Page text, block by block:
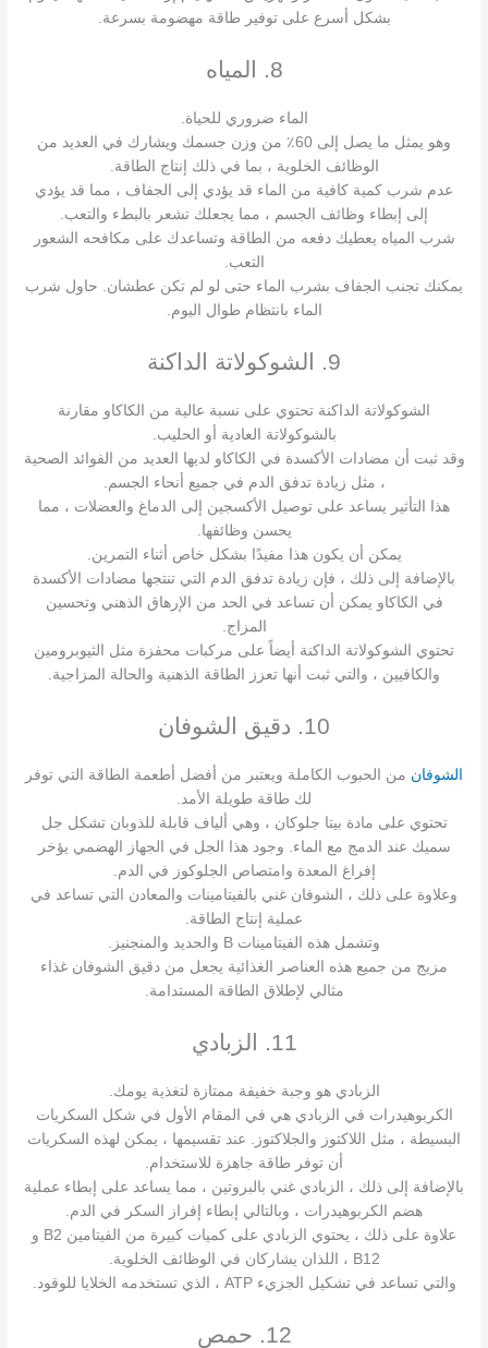
بشكل أسرع على توفير طاقة مهضومة بسرعة.
8. المياه
الماء ضروري للحياة.
وهو يمثل ما يصل إلى 60٪ من وزن جسمك ويشارك في العديد من
الوظائف الخلوية ، بما في ذلك إنتاج الطاقة.
عدم شرب كمية كافية من الماء قد يؤدي إلى الجفاف ، مما قد يؤدي
إلى إبطاء وظائف الجسم ، مما يجعلك تشعر بالبطء والتعب.
شرب المياه يعطيك دفعه من الطاقة وتساعدك على مكافحه الشعور
التعب.
يمكنك تجنب الجفاف بشرب الماء حتى لو لم تكن عطشان. حاول شرب
الماء بانتظام طوال اليوم.
9. الشوكولاتة الداكنة
الشوكولاتة الداكنة تحتوي على نسبة عالية من الكاكاو مقارنة
بالشوكولاتة العادية أو الحليب.
وقد ثبت أن مضادات الأكسدة في الكاكاو لديها العديد من الفوائد الصحية
، مثل زيادة تدفق الدم في جميع أنحاء الجسم.
هذا التأثير يساعد على توصيل الأكسجين إلى الدماغ والعضلات ، مما
يحسن وظائفها.
يمكن أن يكون هذا مفيدًا بشكل خاص أثناء التمرين.
بالإضافة إلى ذلك ، فإن زيادة تدفق الدم التي تنتجها مضادات الأكسدة
في الكاكاو يمكن أن تساعد في الحد من الإرهاق الذهني وتحسين
المزاج.
تحتوي الشوكولاتة الداكنة أيضاً على مركبات محفزة مثل الثيوبرومين
والكافيين ، والتي ثبت أنها تعزز الطاقة الذهنية والحالة المزاجية.
10. دقيق الشوفان
الشوفان من الحبوب الكاملة ويعتبر من أفضل أطعمة الطاقة التي توفر
لك طاقة طويلة الأمد.
تحتوي على مادة بيتا جلوكان ، وهي ألياف قابلة للذوبان تشكل جل
سميك عند الدمج مع الماء. وجود هذا الجل في الجهاز الهضمي يؤخر
إفراغ المعدة وامتصاص الجلوكوز في الدم.
وعلاوة على ذلك ، الشوفان غني بالفيتامينات والمعادن التي تساعد في
عملية إنتاج الطاقة.
وتشمل هذه الفيتامينات B والحديد والمنجنيز.
مزيج من جميع هذه العناصر الغذائية يجعل من دقيق الشوفان غذاء
مثالي لإطلاق الطاقة المستدامة.
11. الزبادي
الزبادي هو وجبة خفيفة ممتازة لتغذية يومك.
الكربوهيدرات في الزبادي هي في المقام الأول في شكل السكريات
البسيطة ، مثل اللاكتوز والجلاكتوز. عند تقسيمها ، يمكن لهذه السكريات
أن توفر طاقة جاهزة للاستخدام.
بالإضافة إلى ذلك ، الزبادي غني بالبروتين ، مما يساعد على إبطاء عملية
هضم الكربوهيدرات ، وبالتالي إبطاء إفراز السكر في الدم.
علاوة على ذلك ، يحتوي الزبادي على كميات كبيرة من الفيتامين B2 و
B12 ، اللذان يشاركان في الوظائف الخلوية.
والتي تساعد في تشكيل الجزيء ATP ، الذي تستخدمه الخلايا للوقود.
12. حمص